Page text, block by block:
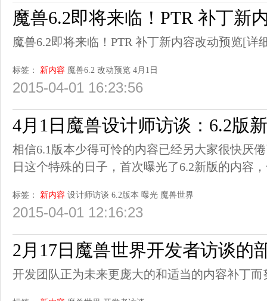
魔兽6.2即将来临！PTR 补丁新
魔兽6.2即将来临！PTR 补丁新内容改动预览[详
标签： 新内容 魔兽6.2 改动预览 4月1日
2015-04-01 16:23:56
4月1日魔兽设计师访谈：6.2版
相信6.1版本少得可怜的内容已经另大家很快厌
日这个特殊的日子，首次曝光了6.2新版的内容
标签： 新内容 设计师访谈 6.2版本 曝光 魔兽世界
2015-04-01 12:16:23
2月17日魔兽世界开发者访谈的
开发团队正为未来更庞大的和适当的内容补丁而